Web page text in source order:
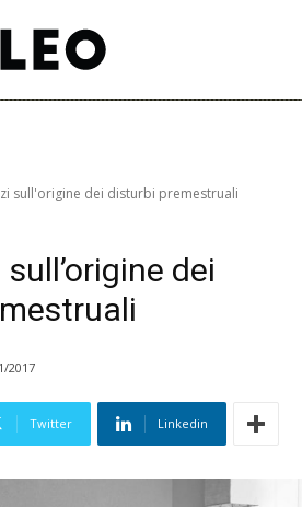
sull'origine dei disturbi premestruali
dei
2017
Twitter Linkedin